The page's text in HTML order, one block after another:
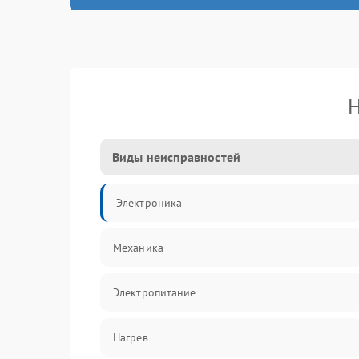
Виды неисправностей
Электроника
Механика
Электропитание
Нагрев